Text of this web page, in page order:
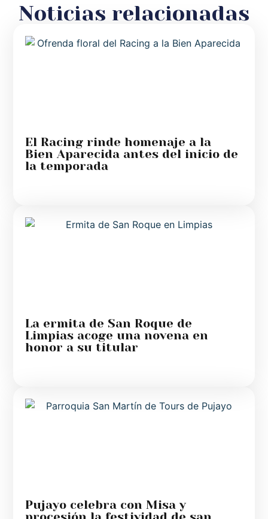
Noticias relacionadas
El Racing rinde homenaje a la
Bien Aparecida antes del inicio de
la temporada
La ermita de San Roque de
Limpias acoge una novena en
honor a su titular
Pujayo celebra con Misa y